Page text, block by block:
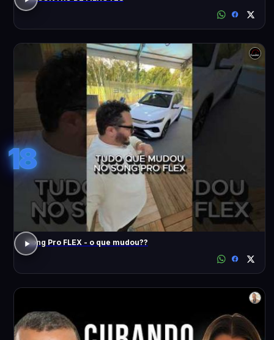
18
Song Pro FLEX - o que mudou??